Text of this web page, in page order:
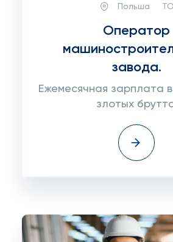
Польша
Оператор
завода.
Ежемесячная зарплата в
злотых